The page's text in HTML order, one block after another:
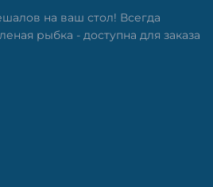
на ваш стол! Всегда
рыбка - доступна для заказа